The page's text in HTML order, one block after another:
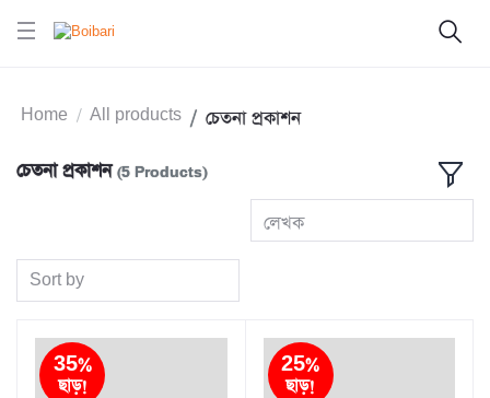
Home All products চেতনা প্রকাশন
চেতনা প্রকাশন(5 Products)
লেখক
Sort by
35%
ছাড়!
25%
ছাড়!